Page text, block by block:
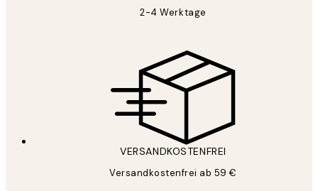
2-4 Werktage
VERSANDKOSTENFREI
Versandkostenfrei ab 59 €